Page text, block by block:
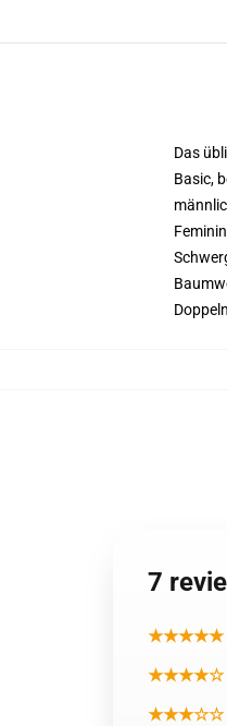
Das
Basic,
7
★★★★★
★★★★☆
★★★☆☆